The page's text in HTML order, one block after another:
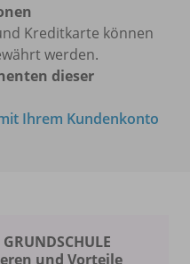
Kreditkarte können
werden.
dieser
Ihrem Kundenkonto
und Vorteile